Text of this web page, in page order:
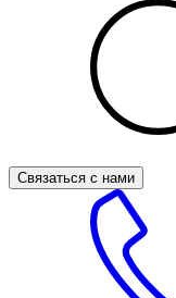
Связаться с нами